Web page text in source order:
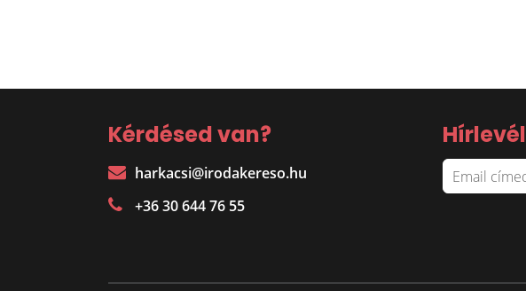
Kérdésed van?
harkacsi@irodakereso.hu
+36 30 644 76 55
Hírlevél